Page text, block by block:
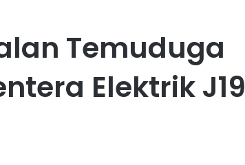
Temuduga
Elektrik J19